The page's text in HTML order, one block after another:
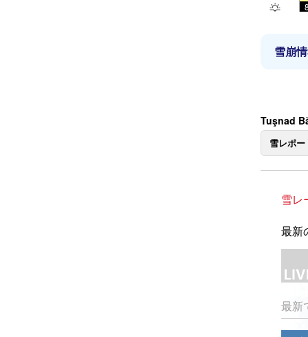
雪崩
Tuşnad
雪レポー
雪レ
最新
最新